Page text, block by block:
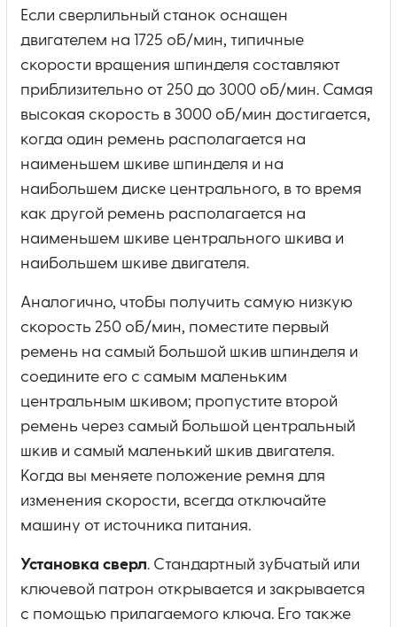
Если сверлильный станок оснащен
двигателем на 1725 об/мин, типичные
скорости вращения шпинделя составляют
приблизительно от 250 до 3000 об/мин. Самая
высокая скорость в 3000 об/мин достигается,
когда один ремень располагается на
наименьшем шкиве шпинделя и на
наибольшем диске центрального, в то время
как другой ремень располагается на
наименьшем шкиве центрального шкива и
наибольшем шкиве двигателя.
Аналогично, чтобы получить самую низкую
скорость 250 об/мин, поместите первый
ремень на самый большой шкив шпинделя и
соедините его с самым маленьким
центральным шкивом; пропустите второй
ремень через самый большой центральный
шкив и самый маленький шкив двигателя.
Когда вы меняете положение ремня для
изменения скорости, всегда отключайте
машину от источника питания.
Установка сверл. Стандартный зубчатый или
ключевой патрон открывается и закрывается
с помощью прилагаемого ключа. Его также